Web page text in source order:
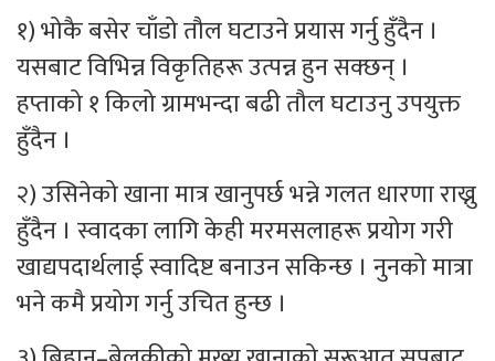
१) भोकै बसेर चाँडो तौल घटाउने प्रयास गर्नु हुँदैन ।
यसबाट विभिन्न विकृतिहरू उत्पन्न हुन सक्छन् ।
हप्ताको १ किलो ग्रामभन्दा बढी तौल घटाउनु उपयुक्त
हुँदैन ।
२) उसिनेको खाना मात्र खानुपर्छ भन्ने गलत धारणा राख्नु
हुँदैन । स्वादका लागि केही मरमसलाहरू प्रयोग गरी
खाद्यपदार्थलाई स्वादिष्ट बनाउन सकिन्छ । नुनको मात्रा
भने कमै प्रयोग गर्नु उचित हुन्छ ।